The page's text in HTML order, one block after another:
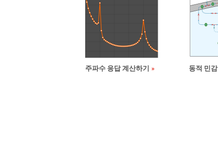
주파수 응답 계산하기 동적 민